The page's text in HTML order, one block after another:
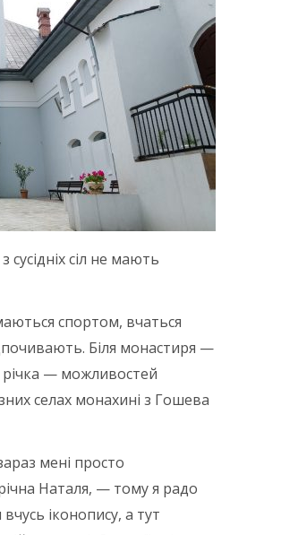
сіл не мають
спортом, вчаться
Біля монастиря —
річка — можливостей
селах монахині з Гошева
мені просто
Наталя, — тому я радо
іконопису, а тут